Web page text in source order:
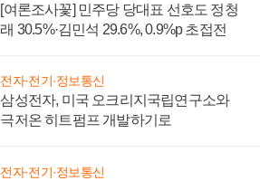
[여론조사꽃] 민주당 당대표 선호도 정청
래 30.5%·김민석 29.6%, 0.9%p 초접전
전자·전기·정보통신
삼성전자, 미국 오크리지국립연구소와
극저온 히트펌프 개발하기로
전자·전기·정보통신